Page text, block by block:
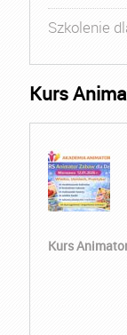
Szkolenie
Kurs
Kurs